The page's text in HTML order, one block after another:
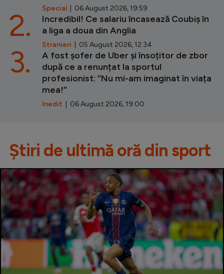
Special | 06 August 2026, 19:59
Incredibil! Ce salariu încasează Coubiș în
a liga a doua din Anglia
Stranieri | 05 August 2026, 12:34
2.
A fost șofer de Uber și însoțitor de zbor
după ce a renunțat la sportul
profesionist: ”Nu mi-am imaginat în viața
mea!”
Inedit | 06 August 2026, 19:00
3.
Știri de ultimă oră din sport